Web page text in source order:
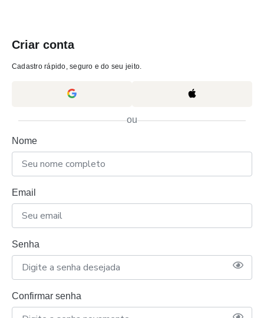
Criar conta
Cadastro rápido, seguro e do seu jeito.
ou
Nome
Email
Senha
Confirmar senha